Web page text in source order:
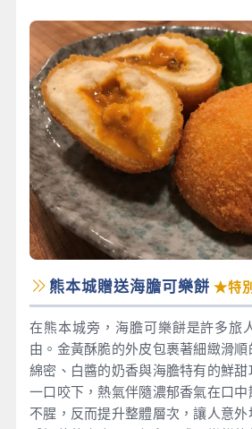
熊本城贈送海膽可樂餅 ★特
在熊本城旁，海膽可樂餅是許多旅
由。金黃酥脆的外皮包裹著細緻滑
綿密、白醬的奶香與海膽特有的鮮
一口咬下，熱氣伴隨濃郁香氣在口
不腥，反而提升整體層次，讓人意